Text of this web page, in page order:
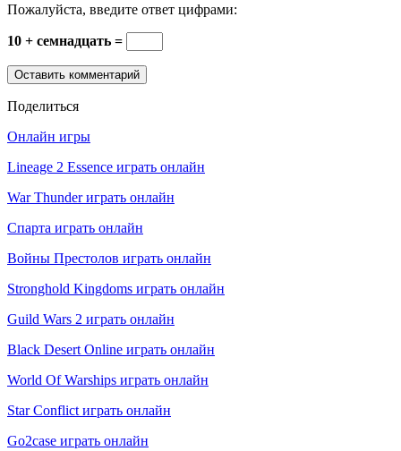
Пожалуйста, введите ответ цифрами:
10 + семнадцать =
Поделиться
Онлайн игры
Lineage 2 Essence играть онлайн
War Thunder играть онлайн
Спарта играть онлайн
Войны Престолов играть онлайн
Stronghold Kingdoms играть онлайн
Guild Wars 2 играть онлайн
Black Desert Online играть онлайн
World Of Warships играть онлайн
Star Conflict играть онлайн
Go2case играть онлайн